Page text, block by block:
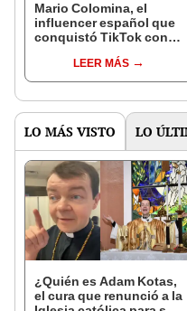
Mario Colomina, el
influencer español que
conquistó TikTok con
"Mi amor nació por la
gastronomía"
LEER MÁS
LO MÁS VISTO LO
¿Quién es Adam Kotas,
el cura que renunció a la